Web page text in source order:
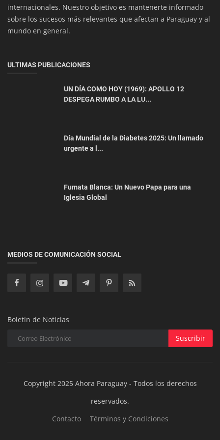
una visión de la ciudad...
internacionales. Nuestro objetivo es mantenerte informado
sobre los sucesos más relevantes que afectan a Paraguay y al
mundo en general.
ULTIMAS PUBLICACIONES
UN DÍA COMO HOY (1969): APOLLO 12
DESPEGA RUMBO A LA LU...
Día Mundial de la Diabetes 2025: Un llamado
urgente a l...
Fumata Blanca: Un Nuevo Papa para una
Iglesia Global
MEDIOS DE COMUNICACIÓN SOCIAL
Boletín de Noticias
Suscribir
Copyright 2025 Ahora Paraguay - Todos los derechos
reservados.
Contacto
Términos y Condiciones